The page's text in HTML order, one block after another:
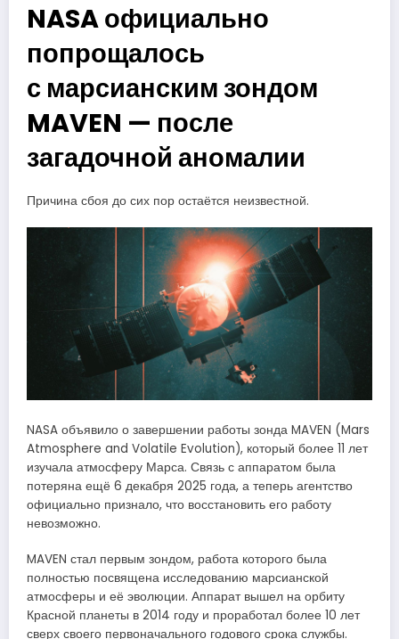
NASA официально
попрощалось
с марсианским зондом
MAVEN — после
загадочной аномалии
Причина сбоя до сих пор остаётся неизвестной.
NASA объявило о завершении работы зонда MAVEN (Mars
Atmosphere and Volatile Evolution), который более 11 лет
изучала атмосферу Марса. Связь с аппаратом была
потеряна ещё 6 декабря 2025 года, а теперь агентство
официально признало, что восстановить его работу
невозможно.
MAVEN стал первым зондом, работа которого была
полностью посвящена исследованию марсианской
атмосферы и её эволюции. Аппарат вышел на орбиту
Красной планеты в 2014 году и проработал более 10 лет
сверх своего первоначального годового срока службы.